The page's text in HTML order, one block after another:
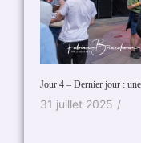
Jour 4 – Dernier jour :
31 juillet 2025 /